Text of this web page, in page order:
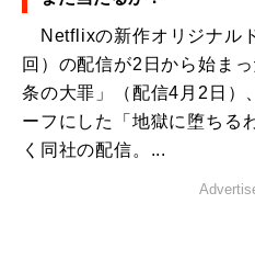
Netflixの新作オリジナル
回）の配信が2日から始ま
条の大罪」（配信4月2日）
ーフにした「地獄に堕ちる
く同社の配信。...